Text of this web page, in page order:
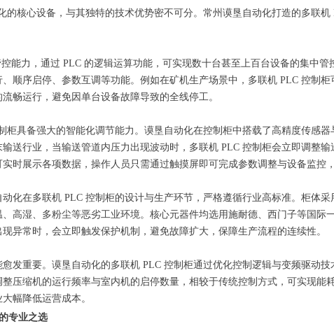
的核心设备，与其独特的技术优势密不可分。常州谟垦自动化打造的多联
能力，通过 PLC 的逻辑运算功能，可实现数十台甚至上百台设备的集中
顺序启停、参数互调等功能。例如在矿机生产场景中，多联机 PLC 控制
畅运行，避免因单台设备故障导致的全线停工。
柜具备强大的智能化调节能力。谟垦自动化在控制柜中搭载了高精度传感
送行业，当输送管道内压力出现波动时，多联机 PLC 控制柜会立即调整
时展示各项数据，操作人员只需通过触摸屏即可完成参数调整与设备监控
化在多联机 PLC 控制柜的设计与生产环节，严格遵循行业高标准。柜体
高湿、多粉尘等恶劣工业环境。核心元器件均选用施耐德、西门子等国
异常时，会立即触发保护机制，避免故障扩大，保障生产流程的连续性。
发重要。谟垦自动化的多联机 PLC 控制柜通过优化控制逻辑与变频驱动
压缩机的运行频率与室内机的启停数量，相较于传统控制方式，可实现
幅降低运营成本。
专业之选